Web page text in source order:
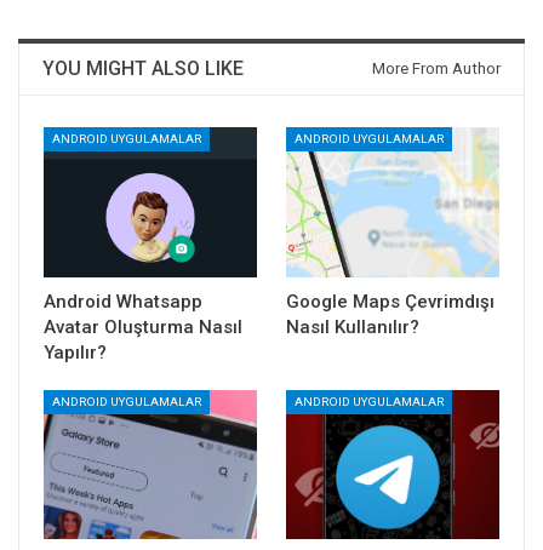
YOU MIGHT ALSO LIKE More From Author
ANDROID UYGULAMALAR
Android Whatsapp
Avatar Oluşturma Nasıl
Yapılır?
ANDROID UYGULAMALAR
Google Maps Çevrimdışı
Nasıl Kullanılır?
ANDROID UYGULAMALAR ANDROID UYGULAMALAR